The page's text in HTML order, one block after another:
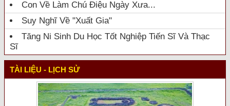
Con Về Làm Chú Điệu Ngày Xưa...
Suy Nghĩ Về "xuất Gia"
Tăng Ni Sinh Du Học Tốt Nghiệp Tiến Sĩ Và Thạc
Sĩ
TÀI LIỆU - LỊCH SỬ